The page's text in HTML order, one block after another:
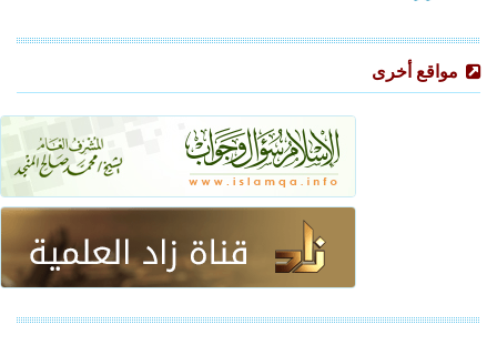
مواقع أخرى